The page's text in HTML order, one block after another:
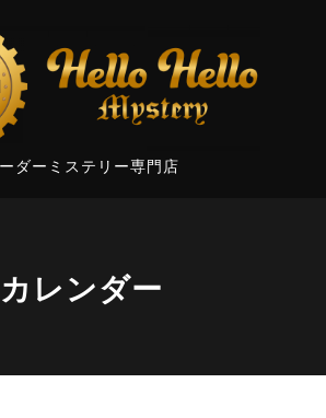
ダーミステリー専門店
カレンダー